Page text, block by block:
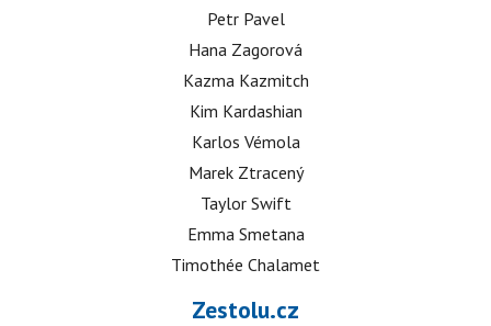
Petr Pavel
Hana Zagorová
Kazma Kazmitch
Kim Kardashian
Karlos Vémola
Marek Ztracený
Taylor Swift
Emma Smetana
Timothée Chalamet
Zestolu.cz